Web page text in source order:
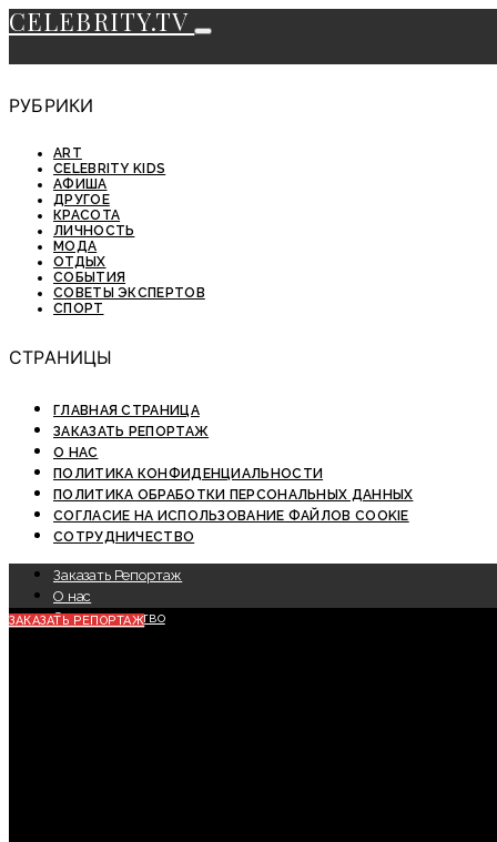
CELEBRITY.TV
РУБРИКИ
ART
CELEBRITY KIDS
АФИША
ДРУГОЕ
КРАСОТА
ЛИЧНОСТЬ
МОДА
ОТДЫХ
СОБЫТИЯ
СОВЕТЫ ЭКСПЕРТОВ
СПОРТ
СТРАНИЦЫ
ГЛАВНАЯ СТРАНИЦА
ЗАКАЗАТЬ РЕПОРТАЖ
О НАС
ПОЛИТИКА КОНФИДЕНЦИАЛЬНОСТИ
ПОЛИТИКА ОБРАБОТКИ ПЕРСОНАЛЬНЫХ ДАННЫХ
СОГЛАСИЕ НА ИСПОЛЬЗОВАНИЕ ФАЙЛОВ COOKIE
СОТРУДНИЧЕСТВО
Заказать Репортаж
О нас
Сотрудничество
ЗАКАЗАТЬ РЕПОРТАЖ